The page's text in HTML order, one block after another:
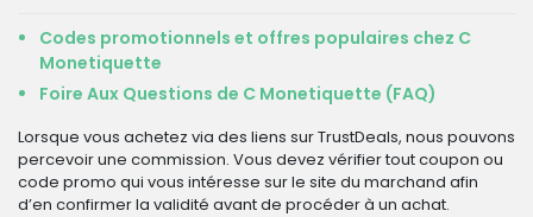
Codes promotionnels et offres populaires chez C
Monetiquette
Foire Aux Questions de C Monetiquette (FAQ)
Lorsque vous achetez via des liens sur TrustDeals, nous pouvons
percevoir une commission. Vous devez vérifier tout coupon ou
code promo qui vous intéresse sur le site du marchand afin
d’en confirmer la validité avant de procéder à un achat.